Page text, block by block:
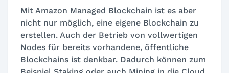
Mit Amazon Managed Blockchain ist es aber
nicht nur möglich, eine eigene Blockchain zu
erstellen. Auch der Betrieb von vollwertigen
Nodes für bereits vorhandene, öffentliche
Blockchains ist denkbar. Dadurch können zum